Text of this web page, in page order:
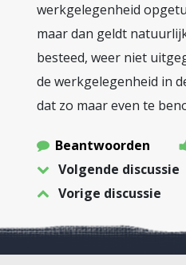
werkgelegenheid
maar dan geldt
besteed, weer niet
de werkgelegenheid in
dat zo maar even te
Beantwoorden
Volgende discussie
Vorige discussie